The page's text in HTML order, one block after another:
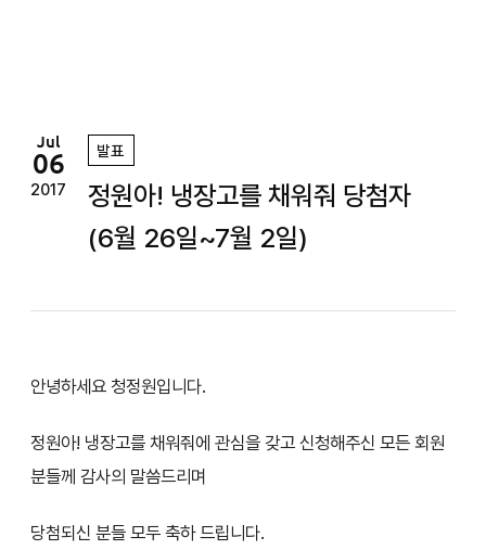
Jul
06
2017
발표
정원아! 냉장고를 채워줘 당첨자
(6월 26일~7월 2일)
안녕하세요 청정원입니다.
정원아! 냉장고를 채워줘에 관심을 갖고 신청해주신 모든 회원
분들께 감사의 말씀드리며
당첨되신 분들 모두 축하 드립니다.